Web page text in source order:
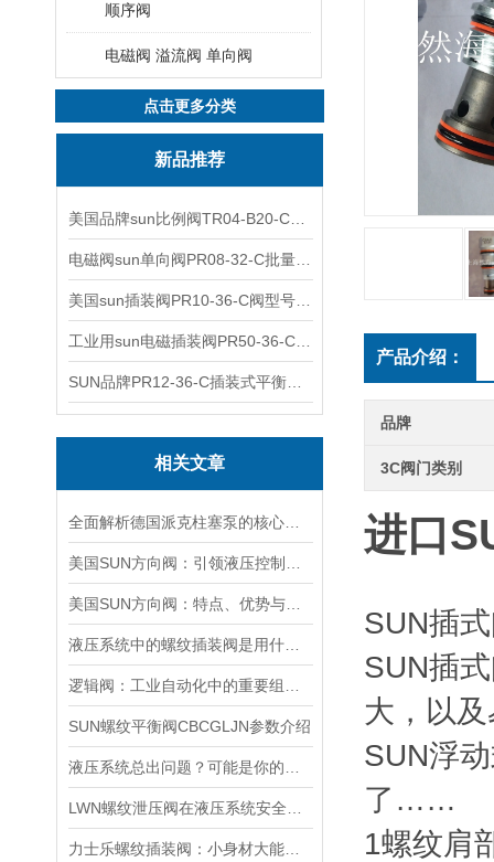
顺序阀
电磁阀 溢流阀 单向阀
点击更多分类
新品推荐
相关文章
SUN螺纹平衡阀CBCGLJN参数介绍
产品介绍：
品牌
3C阀门类别
进口
SUN插
SUN插
大，以
SUN浮
了……
1螺纹肩